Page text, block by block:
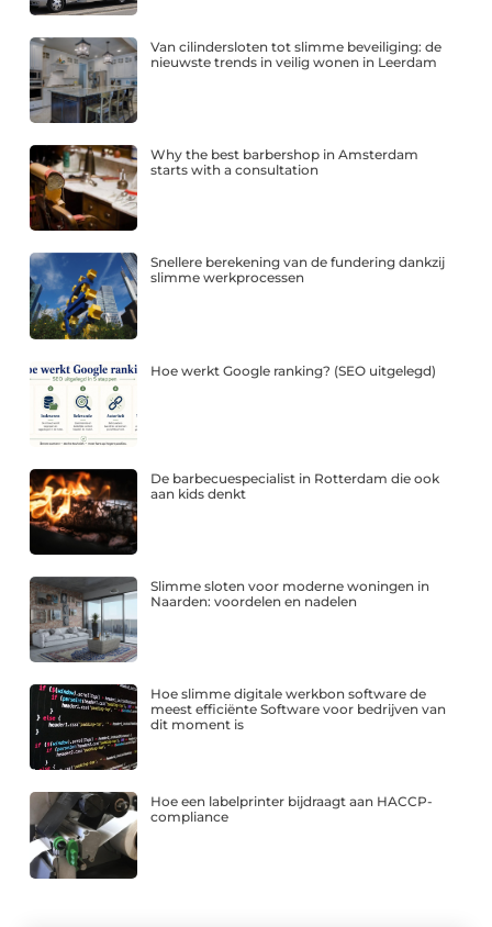
Van cilindersloten tot slimme beveiliging: de
nieuwste trends in veilig wonen in Leerdam
Why the best barbershop in Amsterdam
starts with a consultation
Snellere berekening van de fundering dankzij
slimme werkprocessen
Hoe werkt Google ranking? (SEO uitgelegd)
De barbecuespecialist in Rotterdam die ook
aan kids denkt
Slimme sloten voor moderne woningen in
Naarden: voordelen en nadelen
Hoe slimme digitale werkbon software de
meest efficiënte Software voor bedrijven van
dit moment is
Hoe een labelprinter bijdraagt aan HACCP-
compliance